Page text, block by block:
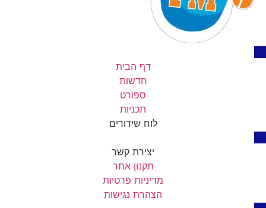
דף הבית
חדשות
ספורט
תכניות
לוח שידורים
יצירת קשר
תקנון אתר
מדיניות פרטיות
הצהרת נגישות